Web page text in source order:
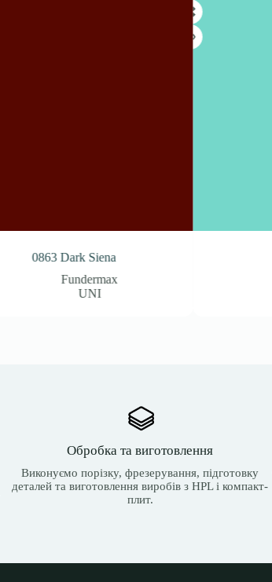
2126 Aqua
Обробка та виготовлення
Виконуємо порізку, фрезерування, підготовку
деталей та виготовлення виробів з HPL і компакт-
плит.